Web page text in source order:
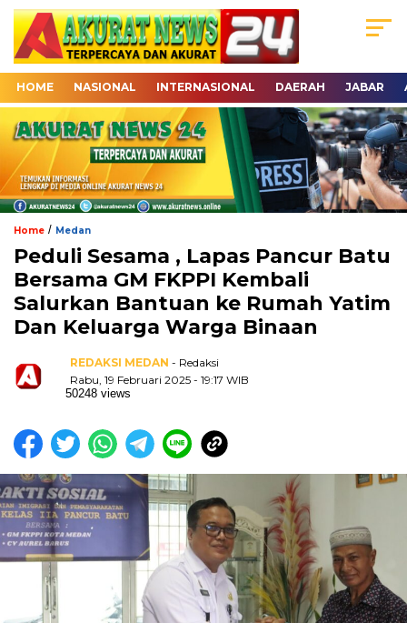
HOME NASIONAL INTERNASIONAL DAERAH JABAR
Home / Medan
Peduli Sesama , Lapas Pancur Batu
Bersama GM FKPPI Kembali
Salurkan Bantuan ke Rumah Yatim
Dan Keluarga Warga Binaan
REDAKSI MEDAN - Redaksi
Rabu, 19 Februari 2025 - 19:17 WIB
50248 views